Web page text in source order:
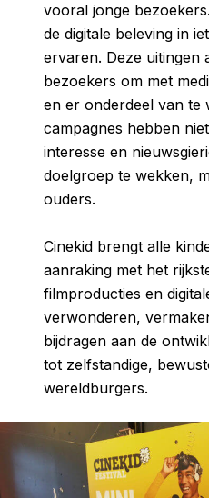
vooral jonge
de digitale beleving in
ervaren. Deze uitingen
bezoekers om met
en er onderdeel van te
campagnes hebben
interesse en
doelgroep te wekken,
ouders.
Cinekid brengt alle
aanraking met het
filmproducties en
verwonderen,
bijdragen aan de
tot zelfstandige,
wereldburgers.